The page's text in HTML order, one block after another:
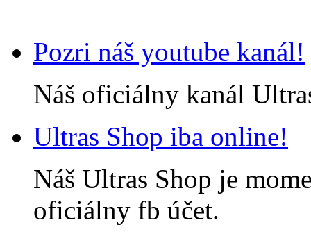
Pozri náš youtube kanál!
Náš oficiálny kanál
Ultras Shop iba online!
Náš Ultras Shop je
oficiálny fb účet.